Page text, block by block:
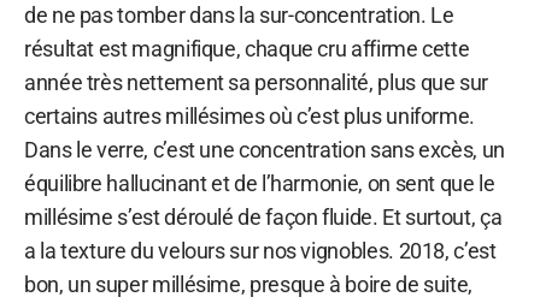
de ne pas tomber dans la sur-concentration. Le
résultat est magnifique, chaque cru affirme cette
année très nettement sa personnalité, plus que sur
certains autres millésimes où c’est plus uniforme.
Dans le verre, c’est une concentration sans excès, un
équilibre hallucinant et de l’harmonie, on sent que le
millésime s’est déroulé de façon fluide. Et surtout, ça
a la texture du velours sur nos vignobles. 2018, c’est
bon, un super millésime, presque à boire de suite,